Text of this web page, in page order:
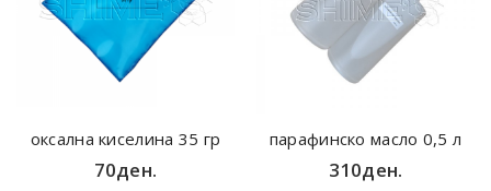
оксална киселина 35 гр
70ден.
парафинско масло 0,5 л
310ден.